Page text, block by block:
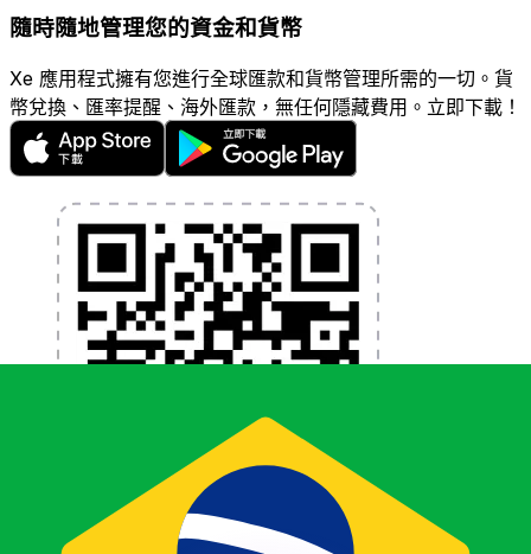
隨時隨地管理您的資金和貨幣
Xe 應用程式擁有您進行全球匯款和貨幣管理所需的一切。貨
幣兌換、匯率提醒、海外匯款，無任何隱藏費用。立即下載！